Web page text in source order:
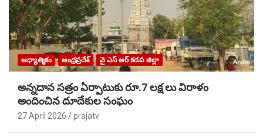
ఆధ్యాత్మికం ఆంధ్రప్రదేశ్ వై ఎస్ ఆర్ కడప జిల్లా
అన్నదాన సత్రం ఏర్పాటుకు రూ.7 లక్ష లు విరాళం
అందించిన దూదేకుల సంఘం
27 April 2026 prajatv